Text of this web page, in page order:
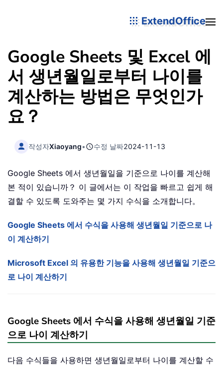
ExtendOffice
Google Sheets 및 Excel 에
서 생년월일로부터 나이를
계산하는 방법은 무엇인가
요？
작성자Xiaoyang• 수정 날짜2024-11-13
Google Sheets 에서 생년월일을 기준으로 나이를 계산해
본 적이 있습니까？ 이 글에서는 이 작업을 빠르고 쉽게 해
결할 수 있도록 도와주는 몇 가지 수식을 소개합니다。
Google Sheets 에서 수식을 사용해 생년월일 기준으로 나
이 계산하기
Microsoft Excel 의 유용한 기능을 사용해 생년월일 기준으
로 나이 계산하기
Google Sheets 에서 수식을 사용해 생년월일 기준
으로 나이 계산하기
다음 수식들을 사용하면 생년월일로부터 나이를 계산할 수